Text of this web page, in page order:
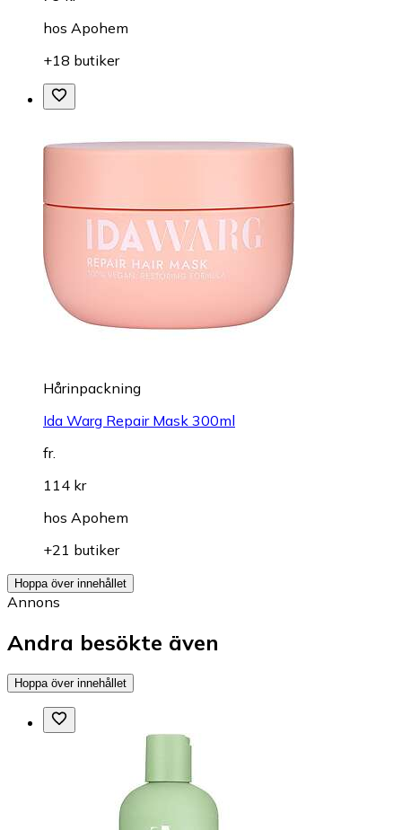
hos Apohem
+18 butiker
Hårinpackning
Ida Warg Repair Mask 300ml
fr.
114 kr
hos Apohem
+21 butiker
Hoppa över innehållet
Annons
Andra besökte även
Hoppa över innehållet